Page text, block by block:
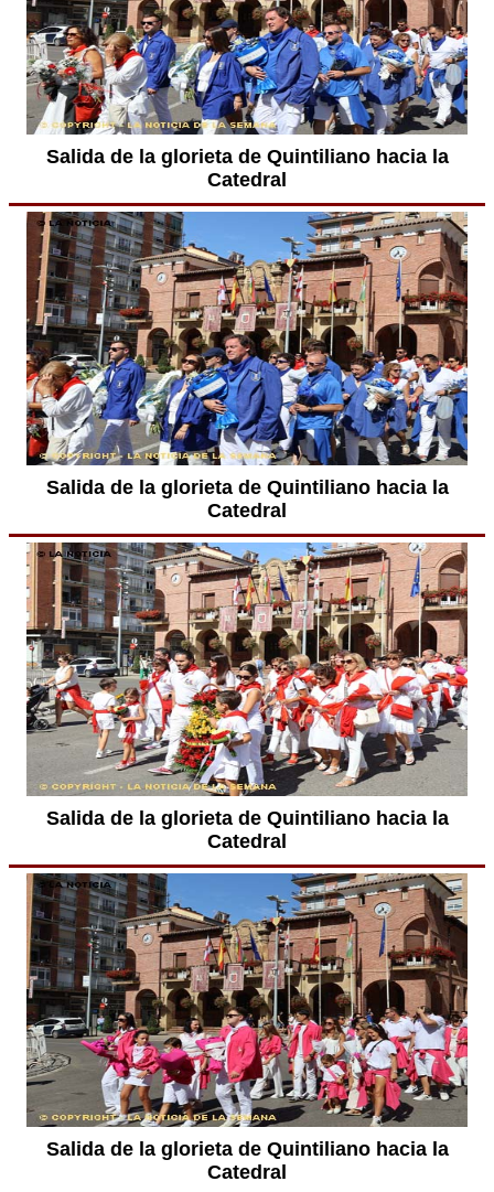
Salida de la glorieta de Quintiliano hacia la
Catedral
Salida de la glorieta de Quintiliano hacia la
Catedral
Salida de la glorieta de Quintiliano hacia la
Catedral
Salida de la glorieta de Quintiliano hacia la
Catedral